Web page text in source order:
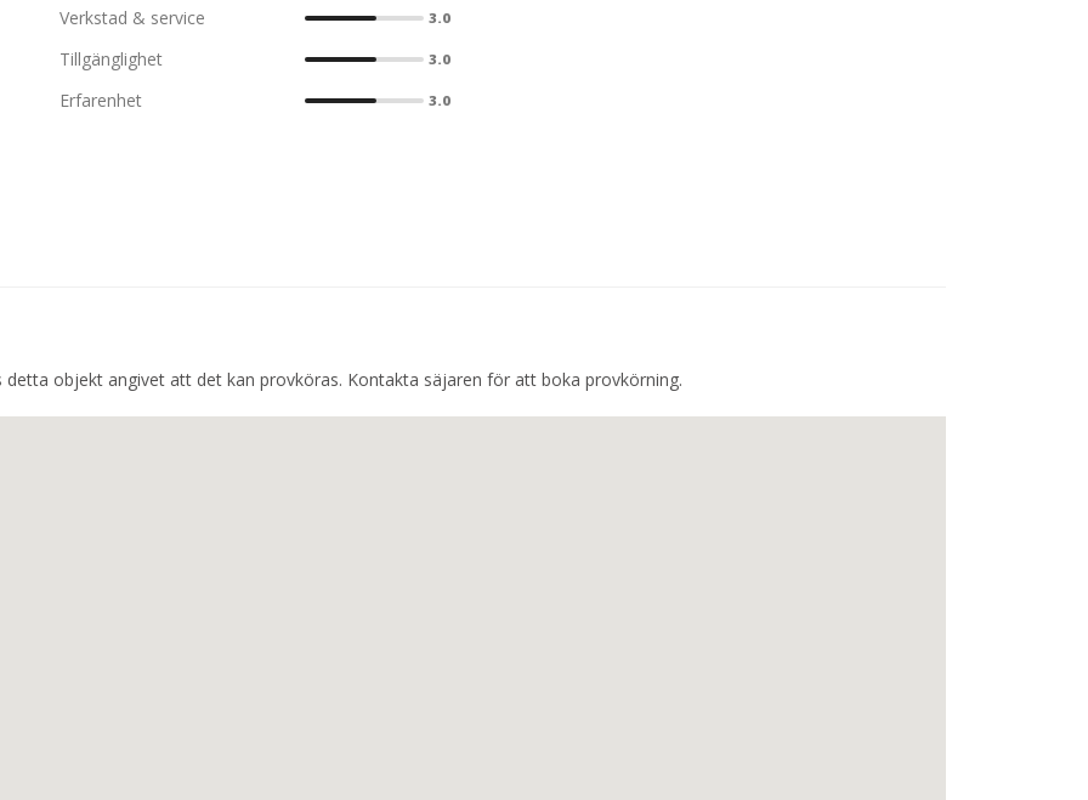
Verkstad & service 3.0
Tillgänglighet 3.0
Erfarenhet 3.0
detta objekt angivet att det kan provköras. Kontakta säjaren för att boka provkörning.